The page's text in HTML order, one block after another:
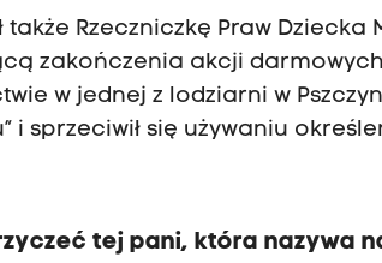
także Rzeczniczkę Praw Dziecka
zakończenia akcji
w jednej z lodziarni w
i sprzeciwił się używaniu
tej pani, która nazywa